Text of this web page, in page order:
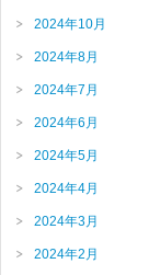
2024年10月
2024年8月
2024年7月
2024年6月
2024年5月
2024年4月
2024年3月
2024年2月